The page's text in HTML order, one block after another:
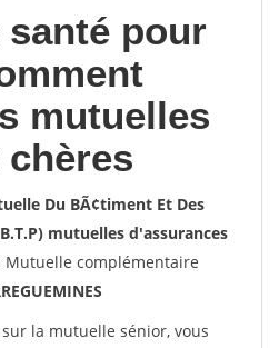
pour
mutuelles
Du BÃ¢timent Et Des
mutuelles d'assurances
Mutuelle complémentaire
la mutuelle sénior, vous